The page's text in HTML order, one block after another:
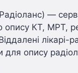
—
опису КТ, МРТ,
лікарі-
для опису